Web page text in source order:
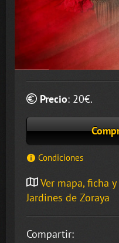
Precio: 20€.
Condiciones
Ver mapa, ficha
Jardines de Zoraya
Compartir: